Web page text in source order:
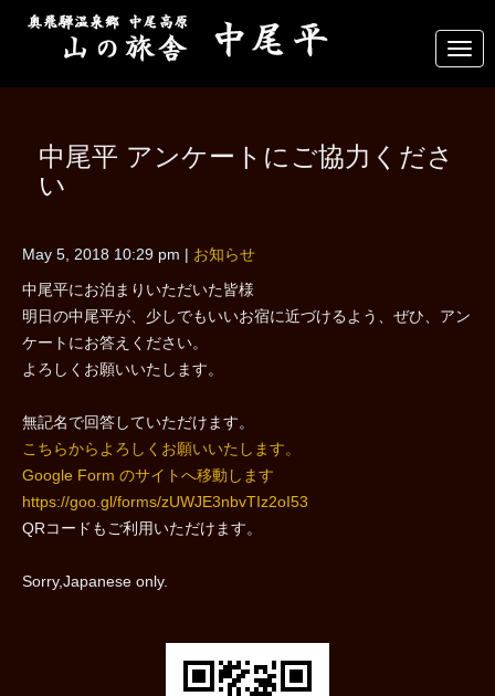
N
a
v
中尾平 アンケートにご協力くださ
い
May 5, 2018 10:29 pm お知らせ
中尾平にお泊まりいただいた皆様
明日の中尾平が、少しでもいいお宿に近づけるよう、ぜひ、アン
ケートにお答えください。
よろしくお願いいたします。
無記名で回答していただけます。
こちらからよろしくお願いいたします。
Google Form のサイトへ移動します
https://goo.gl/forms/zUWJE3nbvTIz2oI53
QRコードもご利用いただけます。
Sorry,Japanese only.